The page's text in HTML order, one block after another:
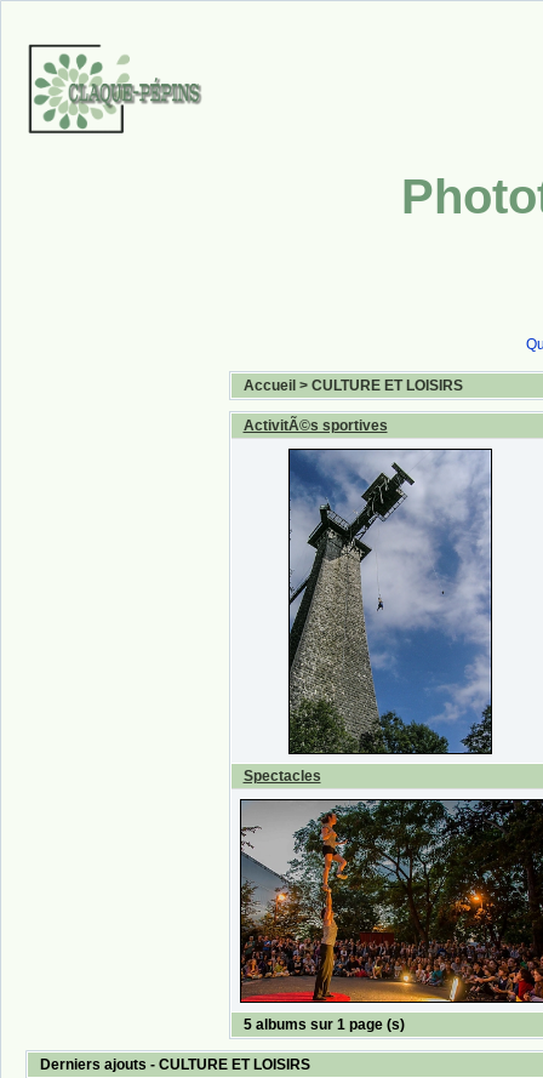
Accueil > CULTURE ET LOISIRS
ActivitÃ©s sportives
Spectacles
5 albums sur 1 page (s)
Derniers ajouts - CULTURE ET LOISIRS